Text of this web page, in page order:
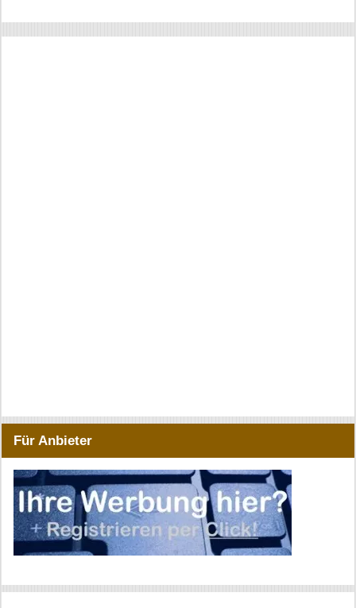
Für Anbieter